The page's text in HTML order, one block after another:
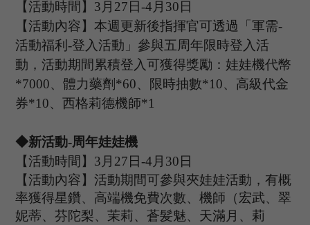
【活動時間】 3 月 27日-4 月 30日
【活動內容】本週更新後指揮官可透過「軍需-
活動福利-登入活動」參與五周年限時登入活
動，活動期間累積登入可獲得獎勵： 娃娃機代幣
*7000、體力藥劑 *60、 限時抽數*10、 高級代金
券*10、西格莉德機師*1
◆新活動-周年娃娃機
【活動時間】 3 月 27日-4 月 30日
【活動內容】活動期間可參與夾娃娃活動，有概
率獲得星鑽、高端機免費次數、機師（宏武、翠
妮蒂、芬陀梨、茉莉、蒼髪魅、天滿月、莉